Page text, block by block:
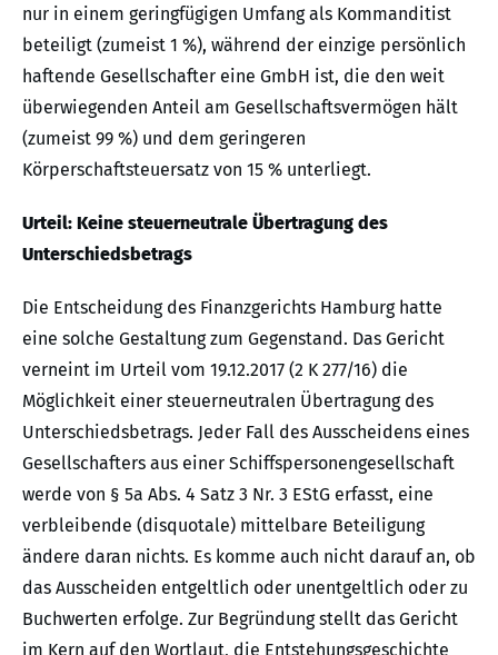
nur in einem geringfügigen Umfang als Kommanditist
beteiligt (zumeist 1 %), während der einzige persönlich
haftende Gesellschafter eine GmbH ist, die den weit
überwiegenden Anteil am Gesellschaftsvermögen hält
(zumeist 99 %) und dem geringeren
Körperschaftsteuersatz von 15 % unterliegt.
Urteil: Keine steuerneutrale Übertragung des
Unterschiedsbetrags
Die Entscheidung des Finanzgerichts Hamburg hatte
eine solche Gestaltung zum Gegenstand. Das Gericht
verneint im Urteil vom 19.12.2017 (2 K 277/16) die
Möglichkeit einer steuerneutralen Übertragung des
Unterschiedsbetrags. Jeder Fall des Ausscheidens eines
Gesellschafters aus einer Schiffspersonengesellschaft
werde von § 5a Abs. 4 Satz 3 Nr. 3 EStG erfasst, eine
verbleibende (disquotale) mittelbare Beteiligung
ändere daran nichts. Es komme auch nicht darauf an, ob
das Ausscheiden entgeltlich oder unentgeltlich oder zu
Buchwerten erfolge. Zur Begründung stellt das Gericht
im Kern auf den Wortlaut, die Entstehungsgeschichte